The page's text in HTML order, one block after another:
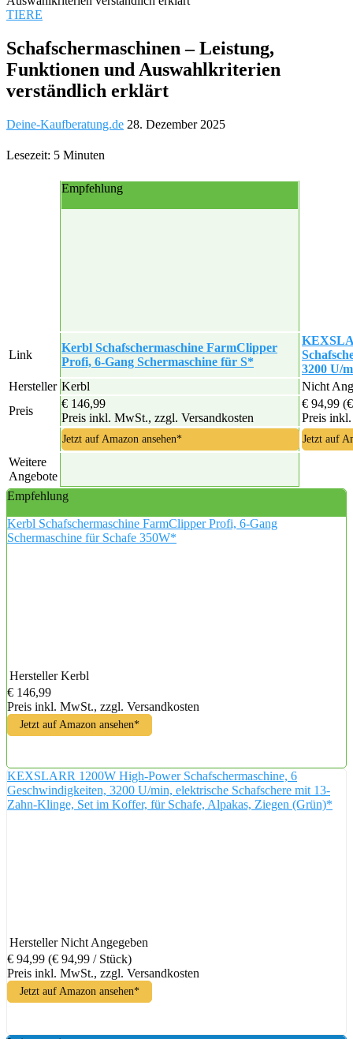
TIERE
Schafschermaschinen – Leistung,
Funktionen und Auswahlkriterien
verständlich erklärt
Deine-Kaufberatung.de 28. Dezember 2025
Lesezeit: 5 Minuten
Empfehlung
Link
Kerbl Schafschermaschine FarmClipper
Profi, 6-Gang Schermaschine für S*
3200 U/
Hersteller Kerbl
Nicht
Preis
€ 146,99
Preis inkl. MwSt., zzgl. Versandkosten
€ 94,99
Preis
Jetzt auf Amazon ansehen* Jetzt auf
Weitere
Angebote
Empfehlung
Kerbl Schafschermaschine FarmClipper Profi, 6-Gang
Schermaschine für Schafe 350W*
Hersteller Kerbl
€ 146,99
Preis inkl. MwSt., zzgl. Versandkosten
Jetzt auf Amazon ansehen*
KEXSLARR 1200W High-Power Schafschermaschine, 6
Geschwindigkeiten, 3200 U/min, elektrische Schafschere mit 13-
Zahn-Klinge, Set im Koffer, für Schafe, Alpakas, Ziegen (Grün)*
Hersteller Nicht Angegeben
€ 94,99 (€ 94,99 / Stück)
Preis inkl. MwSt., zzgl. Versandkosten
Jetzt auf Amazon ansehen*